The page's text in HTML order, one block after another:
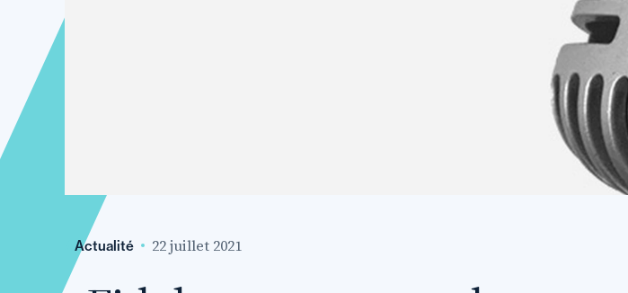
Actualité 22 juillet 2021